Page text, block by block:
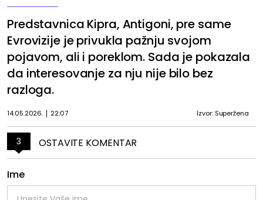
Predstavnica Kipra, Antigoni, pre same
Evrovizije je privukla pažnju svojom
pojavom, ali i poreklom. Sada je pokazala
da interesovanje za nju nije bilo bez
razloga.
14.05.2026. 22:07 Izvor: Superžena
3 OSTAVITE KOMENTAR
Ime